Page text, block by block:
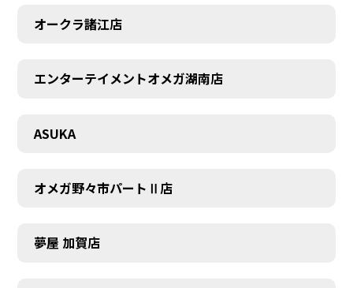
オークラ諸江店
エンターテイメントオメガ湖南店
ASUKA
オメガ野々市パートⅡ店
夢屋 加賀店